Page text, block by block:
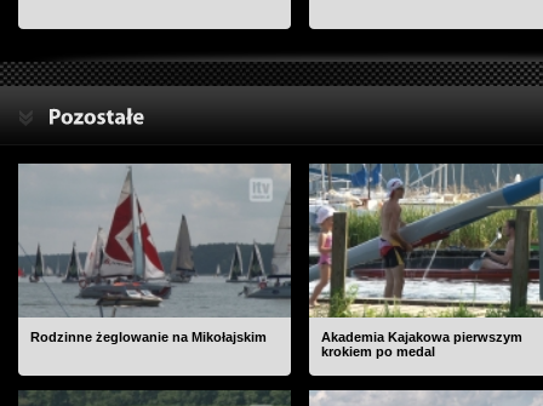
Rodzinne żeglowanie na Mikołajskim
Akademia Kajakowa pierwszym
krokiem po medal